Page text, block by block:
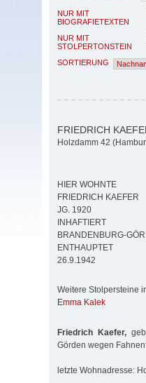
NUR MIT
BIOGRAFIETEXTEN
NUR MIT
STOLPERTONSTEIN
SORTIERUNG
FRIEDRICH
Holzdamm 42
HIER WOHNTE
FRIEDRICH KAEFER
JG. 1920
INHAFTIERT
BRANDENBURG-
ENTHAUPTET
26.9.1942
Weitere Stolpersteine
Emma Kalek
Friedrich Kaefer,
Görden wegen
letzte Wohnadresse: